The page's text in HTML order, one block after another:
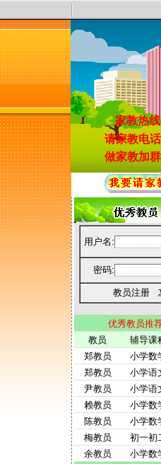
家教热
请家教电话
做家教加群
用户名:
密码:
教员注册
优秀教员推
教员
辅导课
郑教员
小学数
郑教员
小学语
尹教员
小学语
赖教员
小学数
陈教员
小学数
梅教员
初一初
余教员
小学数